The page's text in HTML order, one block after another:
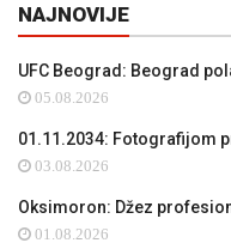
NAJNOVIJE
UFC Beograd: Beograd
05.08.2026
01.11.2034: Fotografijom
03.08.2026
Oksimoron: Džez
01.08.2026